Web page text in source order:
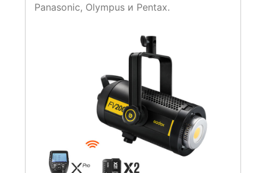
Panasonic, Olympus и Pentax.